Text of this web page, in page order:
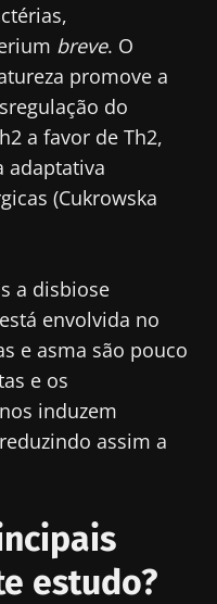
breve. O
promove a
do
a favor de Th2,
adaptativa
(Cukrowska
a disbiose
envolvida no
e asma são pouco
e os
induzem
assim a
estudo?